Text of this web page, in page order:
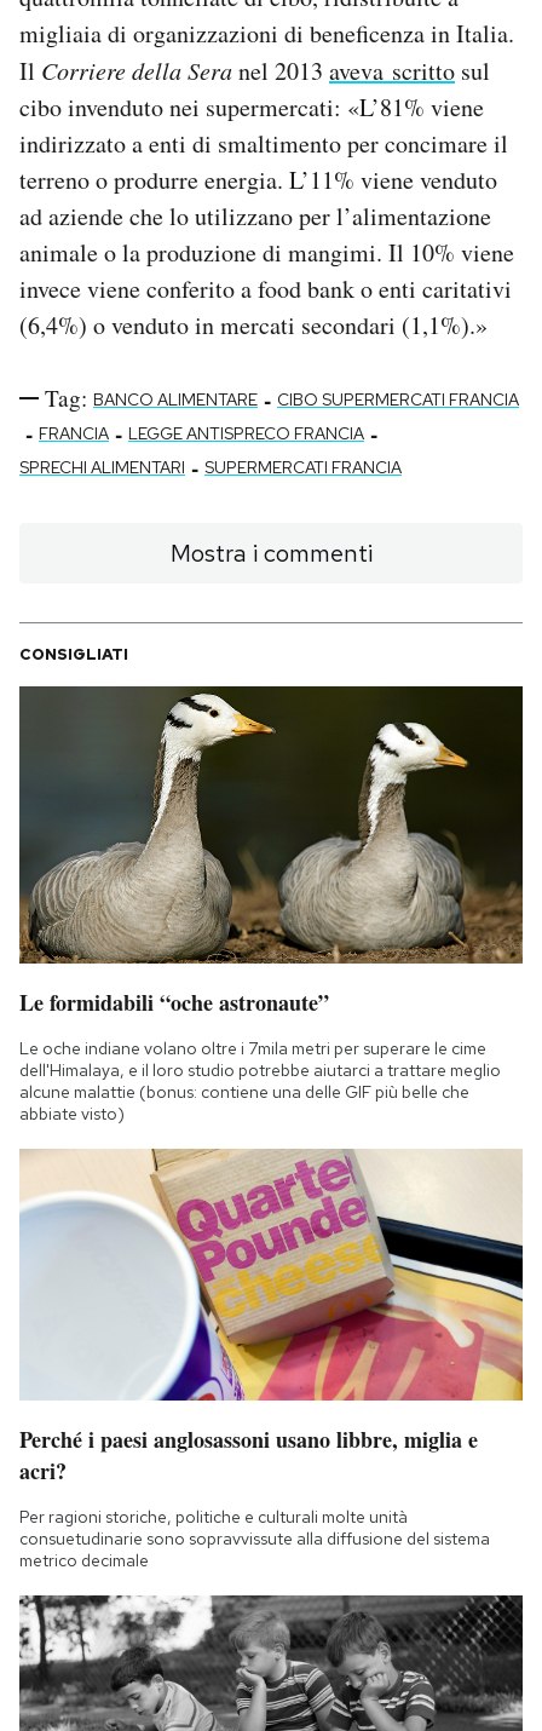
migliaia di organizzazioni di beneficenza in Italia.
Il Corriere della Seranel 2013 aveva scritto sul
cibo invenduto nei supermercati: «L’81% viene
indirizzato a enti di smaltimento per concimare il
terreno o produrre energia. L’11% viene venduto
ad aziende che lo utilizzano per l’alimentazione
animale o la produzione di mangimi. Il 10% viene
invece viene conferito a food bank o enti caritativi
(6,4%) o venduto in mercati secondari (1,1%).»
Tag: BANCO ALIMENTARE - CIBO SUPERMERCATI FRANCIA
- FRANCIA - LEGGE ANTISPRECO FRANCIA -
SPRECHI ALIMENTARI - SUPERMERCATI FRANCIA
Mostra i commenti
CONSIGLIATI
Le formidabili “oche astronaute”
Le oche indiane volano oltre i 7mila metri per superare le cime
dell'Himalaya, e il loro studio potrebbe aiutarci a trattare meglio
alcune malattie (bonus: contiene una delle GIF più belle che
abbiate visto)
Perché i paesi anglosassoni usano libbre, miglia e
acri?
Per ragioni storiche, politiche e culturali molte unità
consuetudinarie sono sopravvissute alla diffusione del sistema
metrico decimale